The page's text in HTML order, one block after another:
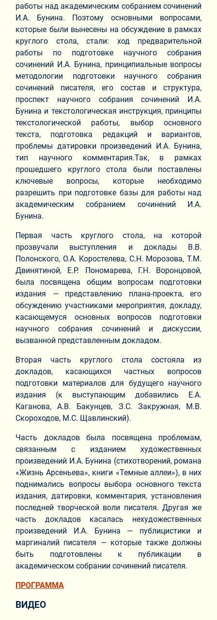
работы над академическим собранием сочинений
И.А. Бунина. Поэтому основными вопросами,
которые были вынесены на обсуждение в рамках
круглого стола, стали: ход предварительной
работы по подготовке научного собрания
сочинений И.А. Бунина, принципиальные вопросы
методологии подготовки научного собрания
сочинений писателя, его состав и структура,
проспект научного собрания сочинений И.А.
Бунина и текстологическая инструкция, принципы
текстологической работы, выбор основного
текста, подготовка редакций и вариантов,
проблемы датировки произведений И.А. Бунина,
тип научного комментария.Так, в рамках
прошедшего круглого стола были поставлены
ключевые вопросы, которые необходимо
разрешить при подготовке базы для работы над
академическим собранием сочинений И.А.
Бунина.
Первая часть круглого стола, на которой
прозвучали выступления и доклады В.В.
Полонского, О.А. Коростелева, С.Н. Морозова, Т.М.
Двинятиной, Е.Р. Пономарева, Г.Н. Воронцовой,
была посвящена общим вопросам подготовки
издания — представлению плана‑проекта, его
обсуждению участниками мероприятия, докладу,
касающемуся основных вопросов подготовки
научного собрания сочинений и дискуссии,
вызванной представленным докладом.
Вторая часть круглого стола состояла из
докладов, касающихся частных вопросов
подготовки материалов для будущего научного
издания (к выступающим добавились Е.А.
Каганова, А.В. Бакунцев, З.С. Закружная, М.В.
Скороходов, М.С. Щавлинский).
Часть докладов была посвящена проблемам,
связанным с изданием художественных
произведений И.А. Бунина (стихотворений, романа
«Жизнь Арсеньева», книги «Темные аллеи»), в них
поднимались вопросы выбора основного текста
издания, датировки, комментария, установления
последней творческой воли писателя. Другая же
часть докладов касалась нехудожественных
произведений И.А. Бунина — публицистики и
маргиналий писателя — которые также должны
быть подготовлены к публикации в
академическом собрании сочинений писателя.
ПРОГРАММА
ВИДЕО